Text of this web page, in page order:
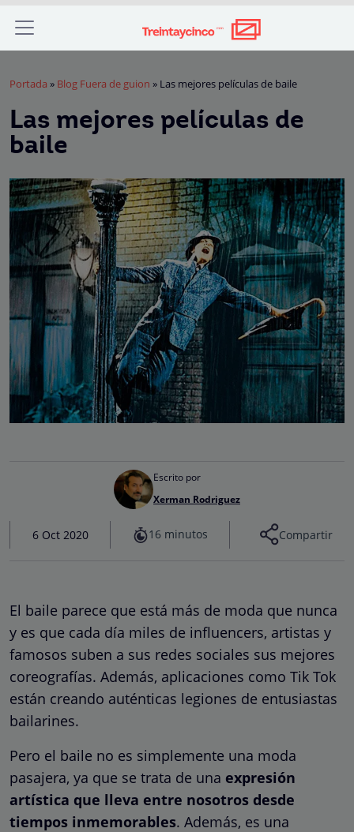
Portada » Blog Fuera de guion » Las mejores películas de baile
Las mejores películas de
baile
Escrito por
Xerman Rodriguez
6 Oct 2020 16 minutos Compartir
El baile parece que está más de moda que nunca
y es que cada día miles de influencers, artistas y
famosos suben a sus redes sociales sus mejores
coreografías. Además, aplicaciones como Tik Tok
están creando auténticas legiones de entusiastas
bailarines.
Pero el baile no es simplemente una moda
pasajera, ya que se trata de una expresión
artística que lleva entre nosotros desde
tiempos inmemorables. Además, es una